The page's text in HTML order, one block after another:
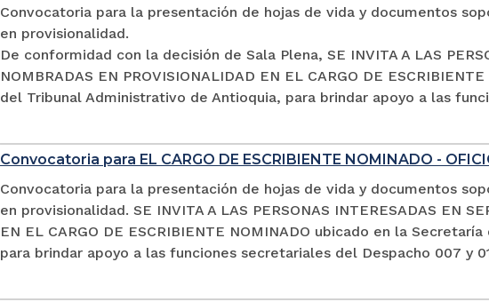
Convocatoria para la presentación de hojas de vida y documentos
en provisionalidad.
De conformidad con la decisión de Sala Plena, SE INVITA A LAS
NOMBRADAS EN PROVISIONALIDAD EN EL CARGO DE
del Tribunal Administrativo de Antioquia, para brindar apoyo a las
Convocatoria para EL CARGO DE ESCRIBIENTE NOMINADO -
Convocatoria para la presentación de hojas de vida y documentos
en provisionalidad. SE INVITA A LAS PERSONAS INTERESADAS EN
EN EL CARGO DE ESCRIBIENTE NOMINADO ubicado en la
para brindar apoyo a las funciones secretariales del Despacho 007 y